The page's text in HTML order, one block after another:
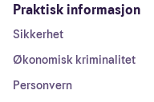
Praktisk informasjon
Sikkerhet
Økonomisk kriminalitet
Personvern